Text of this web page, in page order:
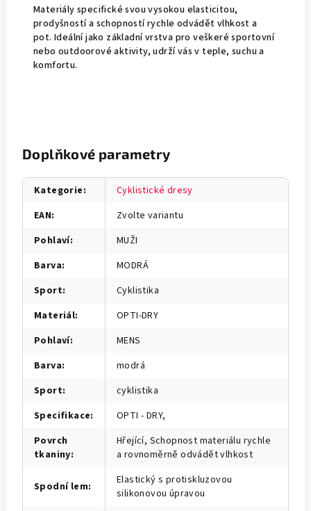
Materiály specifické svou vysokou elasticitou,
prodyšností a schopností rychle odvádět vlhkost a
pot. Ideální jako základní vrstva pro veškeré sportovní
nebo outdoorové aktivity, udrží vás v teple, suchu a
komfortu.
Doplňkové parametry
Kategorie:
Cyklistické dresy
EAN:
Zvolte variantu
Pohlaví:
MUŽI
Barva:
MODRÁ
Sport:
Cyklistika
Materiál:
OPTI-DRY
Pohlaví:
MENS
Barva:
modrá
Sport:
cyklistika
Specifikace:
OPTI - DRY,
Povrch
tkaniny:
Hřející, Schopnost materiálu rychle
a rovnoměrně odvádět vlhkost
Spodní lem:
Elastický s protiskluzovou
silikonovou úpravou